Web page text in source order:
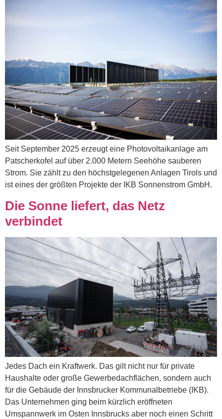
Seit September 2025 erzeugt eine Photovoltaikanlage am
Patscherkofel auf über 2.000 Metern Seehöhe sauberen
Strom. Sie zählt zu den höchstgelegenen Anlagen Tirols und
ist eines der größten Projekte der IKB Sonnenstrom GmbH.
Die Sonne liefert, das Netz
verbindet
Jedes Dach ein Kraftwerk. Das gilt nicht nur für private
Haushalte oder große Gewerbedachflächen, sondern auch
für die Gebäude der Innsbrucker Kommunalbetriebe (IKB).
Das Unternehmen ging beim kürzlich eröffneten
Umspannwerk im Osten Innsbrucks aber noch einen Schritt